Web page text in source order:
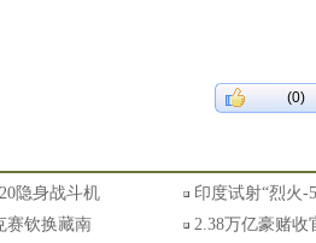
(0)
隐身战斗机
印度试射“烈火-
赛钦换藏南
2.38万亿豪赌收